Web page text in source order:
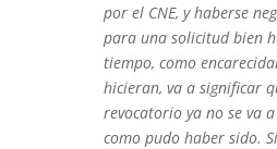
por el CNE, y haberse
para una solicitud bien
tiempo, como
hicieran, va a significar
revocatorio ya no se va
como pudo haber sido.